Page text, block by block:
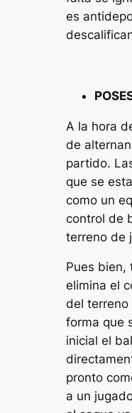
es
A la hora
de
partido.
que se
como un
control de
terreno de
Pues bien,
elimina el
del terreno
forma que
inicial el
pronto
a un